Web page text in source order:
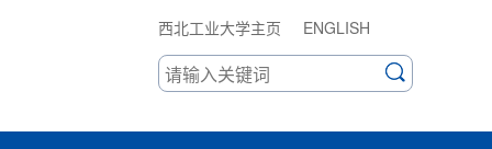
西北工业大学主页 ENGLISH